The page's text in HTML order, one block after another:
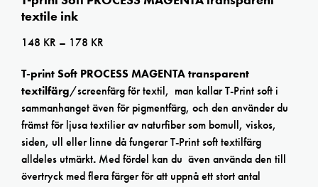
textile ink
148 KR – 178 KR
till
178 kr
T-print Soft PROCESS MAGENTA transparent
textilfärg/screenfärg för textil, man kallar T-Print soft i
sammanhanget även för pigmentfärg, och den använder du
främst för ljusa textilier av naturfiber som bomull, viskos,
siden, ull eller linne då fungerar T-Print soft textilfärg
alldeles utmärkt. Med fördel kan du även använda den till
övertryck med flera färger för att uppnå ett stort antal